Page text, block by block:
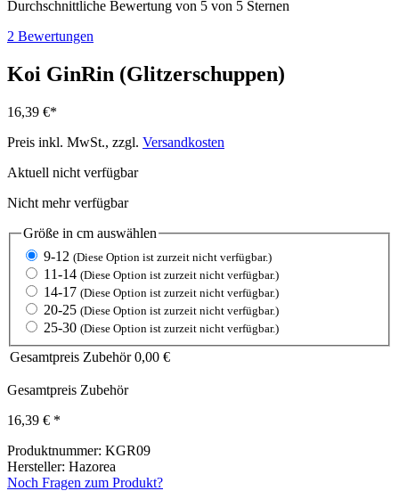
Durchschnittliche Bewertung von 5 von 5 Sternen
2 Bewertungen
Koi GinRin (Glitzerschuppen)
16,39 €*
Preis inkl. MwSt., zzgl. Versandkosten
Aktuell nicht verfügbar
Nicht mehr verfügbar
Größe in cm auswählen
9-12 (Diese Option ist zurzeit nicht verfügbar.)
11-14 (Diese Option ist zurzeit nicht verfügbar.)
14-17 (Diese Option ist zurzeit nicht verfügbar.)
20-25 (Diese Option ist zurzeit nicht verfügbar.)
25-30 (Diese Option ist zurzeit nicht verfügbar.)
Gesamtpreis Zubehör 0,00 €
Gesamtpreis Zubehör
16,39 € *
Produktnummer: KGR09
Hersteller: Hazorea
Noch Fragen zum Produkt?